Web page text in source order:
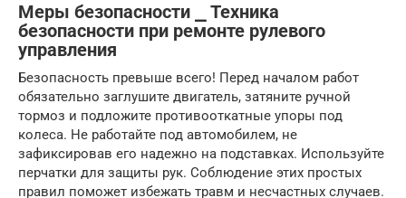
Меры безопасности ⎯ Техника
безопасности при ремонте рулевого
управления
Безопасность превыше всего! Перед началом работ
обязательно заглушите двигатель, затяните ручной
тормоз и подложите противооткатные упоры под
колеса. Не работайте под автомобилем, не
зафиксировав его надежно на подставках. Используйте
перчатки для защиты рук. Соблюдение этих простых
правил поможет избежать травм и несчастных случаев.